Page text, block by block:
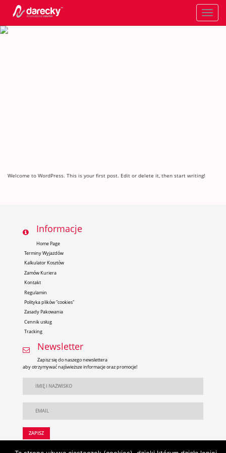
Toggle
Welcome to WordPress. This is your first post. Edit or delete it, then start writing!
Informacje
Home Page
Terminy Wyjazdów
Kalkulator Kosztów
Zamów Kuriera
Kontakt
Regulamin
Polityka plików "cookies"
Zasady Pakowania
Cennik usług
Tracking
Newsletter
Zapisz się do naszego newslettera
aby otrzymywać najświeższe informacje oraz promocje!